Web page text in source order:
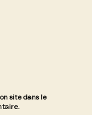
site dans le